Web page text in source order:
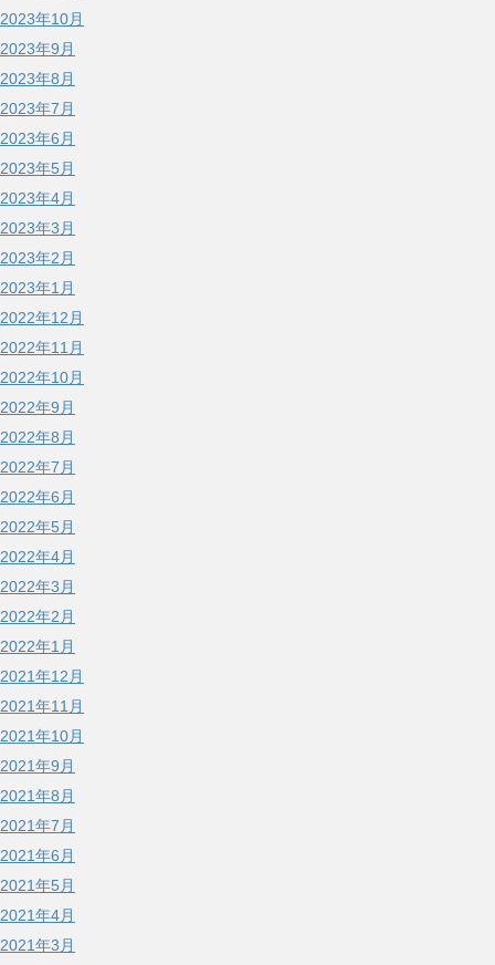
2023年10月
2023年9月
2023年8月
2023年7月
2023年6月
2023年5月
2023年4月
2023年3月
2023年2月
2023年1月
2022年12月
2022年11月
2022年10月
2022年9月
2022年8月
2022年7月
2022年6月
2022年5月
2022年4月
2022年3月
2022年2月
2022年1月
2021年12月
2021年11月
2021年10月
2021年9月
2021年8月
2021年7月
2021年6月
2021年5月
2021年4月
2021年3月